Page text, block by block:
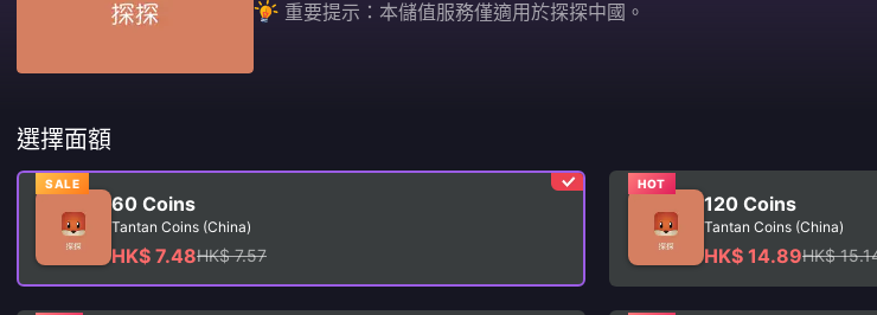
重要提示：本儲值服務僅適用於探探中國。
選擇面額
SALE
60 Coins
Tantan Coins (China)
HK$ 7.48HK$ 7.57
HOT
120 Coins
Tantan Coins (China)
HK$ 14.89HK$